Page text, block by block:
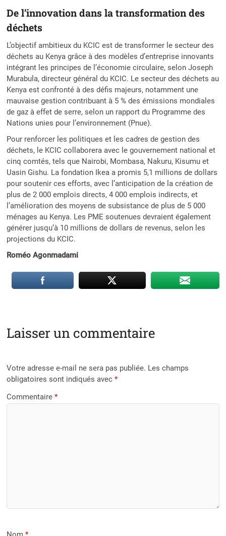
De l’innovation dans la transformation des
déchets
L’objectif ambitieux du KCIC est de transformer le secteur des
déchets au Kenya grâce à des modèles d’entreprise innovants
intégrant les principes de l’économie circulaire, selon Joseph
Murabula, directeur général du KCIC. Le secteur des déchets au
Kenya est confronté à des défis majeurs, notamment une
mauvaise gestion contribuant à 5 % des émissions mondiales
de gaz à effet de serre, selon un rapport du Programme des
Nations unies pour l’environnement (Pnue).
Pour renforcer les politiques et les cadres de gestion des
déchets, le KCIC collaborera avec le gouvernement national et
cinq comtés, tels que Nairobi, Mombasa, Nakuru, Kisumu et
Uasin Gishu. La fondation Ikea a promis 5,1 millions de dollars
pour soutenir ces efforts, avec l’anticipation de la création de
plus de 2 000 emplois directs, 4 000 emplois indirects, et
l’amélioration des moyens de subsistance de plus de 5 000
ménages au Kenya. Les PME soutenues devraient également
générer jusqu’à 10 millions de dollars de revenus, selon les
projections du KCIC.
Roméo Agonmadami
Laisser un commentaire
Votre adresse e-mail ne sera pas publiée. Les champs
obligatoires sont indiqués avec*
Commentaire*